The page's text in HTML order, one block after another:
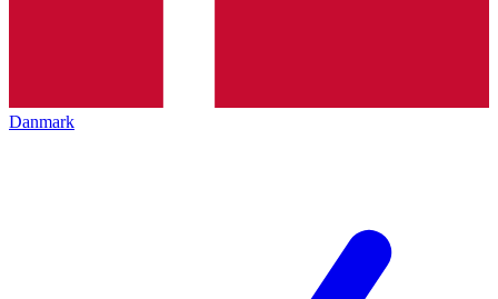
Danmark